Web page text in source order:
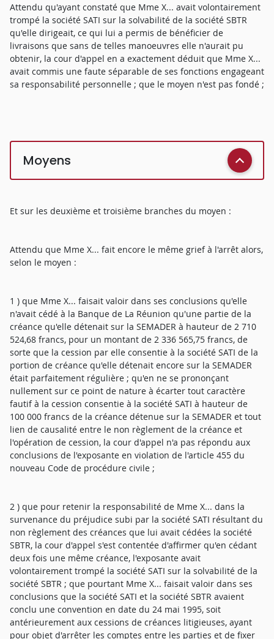
Attendu qu'ayant constaté que Mme X... avait volontairement
trompé la société SATI sur la solvabilité de la société SBTR
qu'elle dirigeait, ce qui lui a permis de bénéficier de
livraisons que sans de telles manoeuvres elle n'aurait pu
obtenir, la cour d'appel en a exactement déduit que Mme X...
avait commis une faute séparable de ses fonctions engageant
sa responsabilité personnelle ; que le moyen n'est pas fondé ;
Moyens
Et sur les deuxième et troisième branches du moyen :
Attendu que Mme X... fait encore le même grief à l'arrêt alors,
selon le moyen :
1 ) que Mme X... faisait valoir dans ses conclusions qu'elle
n'avait cédé à la Banque de La Réunion qu'une partie de la
créance qu'elle détenait sur la SEMADER à hauteur de 2 710
524,68 francs, pour un montant de 2 336 565,75 francs, de
sorte que la cession par elle consentie à la société SATI de la
portion de créance qu'elle détenait encore sur la SEMADER
était parfaitement régulière ; qu'en ne se prononçant
nullement sur ce point de nature à écarter tout caractère
fautif à la cession consentie à la société SATI à hauteur de
100 000 francs de la créance détenue sur la SEMADER et tout
lien de causalité entre le non règlement de la créance et
l'opération de cession, la cour d'appel n'a pas répondu aux
conclusions de l'exposante en violation de l'article 455 du
nouveau Code de procédure civile ;
2 ) que pour retenir la responsabilité de Mme X... dans la
survenance du préjudice subi par la société SATI résultant du
non règlement des créances que lui avait cédées la société
SBTR, la cour d'appel s'est contentée d'affirmer qu'en cédant
deux fois une même créance, l'exposante avait
volontairement trompé la société SATI sur la solvabilité de la
société SBTR ; que pourtant Mme X... faisait valoir dans ses
conclusions que la société SATI et la société SBTR avaient
conclu une convention en date du 24 mai 1995, soit
antérieurement aux cessions de créances litigieuses, ayant
pour objet d'arrêter les comptes entre les parties et de fixer